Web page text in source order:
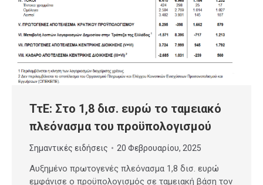
ΤτΕ: Στο 1,8 δισ. ευρώ το ταμειακό
πλεόνασμα του προϋπολογισμού
Σημαντικές ειδήσεις 20 Φεβρουαρίου, 2025
Αυξημένο πρωτογενές πλεόνασμα 1,8 δισ. ευρώ
εμφάνισε ο προϋπολογισμός σε ταμειακή βάση τον